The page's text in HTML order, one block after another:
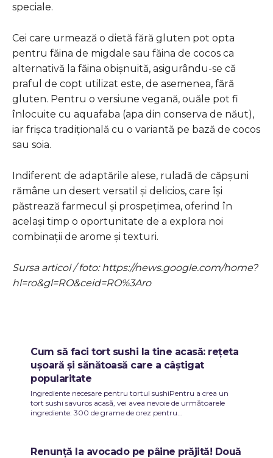
speciale.
Cei care urmează o dietă fără gluten pot opta
pentru făina de migdale sau făina de cocos ca
alternativă la făina obișnuită, asigurându-se că
praful de copt utilizat este, de asemenea, fără
gluten. Pentru o versiune vegană, ouăle pot fi
înlocuite cu aquafaba (apa din conserva de năut),
iar frișca tradițională cu o variantă pe bază de cocos
sau soia.
Indiferent de adaptările alese, ruladă de căpșuni
rămâne un desert versatil și delicios, care își
păstrează farmecul și prospețimea, oferind în
același timp o oportunitate de a explora noi
combinații de arome și texturi.
Sursa articol / foto: https://news.google.com/home?
hl=ro&gl=RO&ceid=RO%3Aro
Cum să faci tort sushi la tine acasă: rețeta
ușoară și sănătoasă care a câștigat
popularitate
Ingrediente necesare pentru tortul sushiPentru a crea un
tort sushi savuros acasă, vei avea nevoie de următoarele
ingrediente: 300 de grame de orez pentru...
Renunță la avocado pe pâine prăjită! Două